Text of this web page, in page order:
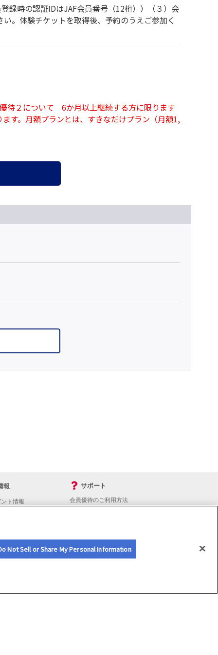
録時の認証IDはJAF会員番号（12桁））（３）会
。体験チケットを取得後、予約のうえご参加く
待２について 6か月以上継続する方に限ります
す。月額プランとは、すきなだけプラン（月額1,
報
ト情報
サポート
会員優待のご利用方法
会員優待サービスの提携をご検討の方へ
Not Sell or Share My Personal Information